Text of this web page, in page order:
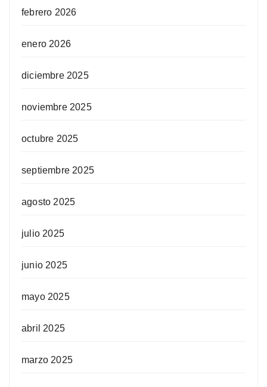
febrero 2026
enero 2026
diciembre 2025
noviembre 2025
octubre 2025
septiembre 2025
agosto 2025
julio 2025
junio 2025
mayo 2025
abril 2025
marzo 2025